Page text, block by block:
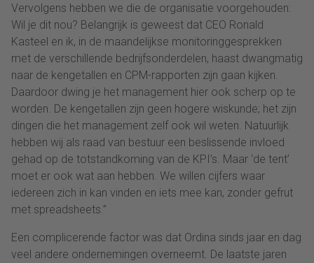
Vervolgens hebben we die de organisatie voorgehouden:
Wil je dit nou? Belangrijk is geweest dat CEO Ronald
Kasteel en ik, in de maandelijkse monitoringgesprekken
met de verschillende bedrijfsonderdelen, haast dwangmatig
naar de kengetallen en CPM-rapporten zijn gaan kijken.
Daardoor dwing je het management hier ook scherp op te
worden. De kengetallen zijn geen hogere wiskunde; het zijn
dingen die het management zelf ook wil weten. Natuurlijk
hebben wij als raad van bestuur een beslissende invloed
gehad op de totstandkoming van de KPI’s. Maar ‘de tent’
moet er ook wat aan hebben. We willen cijfers waar
iedereen zich in kan vinden en iets mee kan, zonder gefrut
met spreadsheets.”
Een complicerende factor was dat Ordina sinds jaar en dag
veel andere ondernemingen overneemt. De laatste jaren